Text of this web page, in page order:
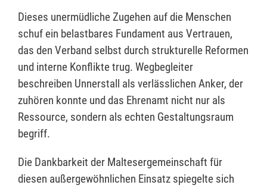
Dieses unermüdliche Zugehen auf die Menschen
schuf ein belastbares Fundament aus Vertrauen,
das den Verband selbst durch strukturelle Reformen
und interne Konflikte trug. Wegbegleiter
beschreiben Unnerstall als verlässlichen Anker, der
zuhören konnte und das Ehrenamt nicht nur als
Ressource, sondern als echten Gestaltungsraum
begriff.
Die Dankbarkeit der Maltesergemeinschaft für
diesen außergewöhnlichen Einsatz spiegelte sich